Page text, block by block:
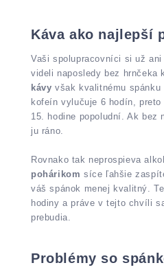
Káva ako najlepší
Vaši spolupracovníci si už
videli naposledy bez hrnčeka
kávy však kvalitnému spánku
kofeín vylučuje 6 hodín,
15. hodine popoludní. Ak bez
ju ráno.
Rovnako tak neprospieva
pohárikom síce ľahšie
váš spánok menej kvalitný.
hodiny a práve v tejto chvíli
prebudia.
Problémy so